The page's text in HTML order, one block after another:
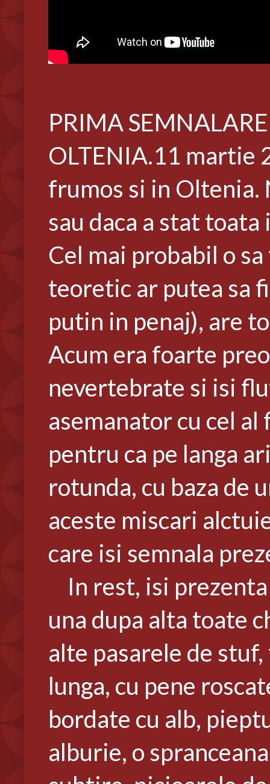
PRIMA
OLTENIA.11 martie
frumos si in Oltenia.
sau daca a stat
Cel mai probabil o
teoretic ar putea sa
putin in penaj), are
Acum era foarte
nevertebrate si isi
asemanator cu cel
pentru ca pe langa
rotunda, cu baza de
aceste miscari
care isi semnala
In rest, isi
una dupa alta toate
alte pasarele de
lunga, cu pene
bordate cu alb,
alburie, o